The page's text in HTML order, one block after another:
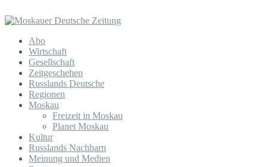
Abo
Wirtschaft
Gesellschaft
Zeitgeschehen
Russlands Deutsche
Regionen
Moskau
Freizeit in Moskau
Planet Moskau
Kultur
Russlands Nachbarn
Meinung und Medien